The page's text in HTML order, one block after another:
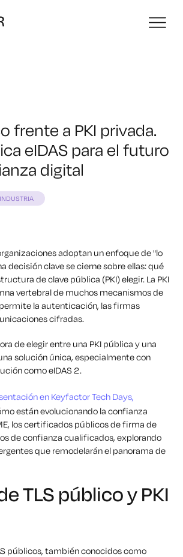
frente a PKI privada.
eIDAS para el futuro
digital
adoptan un enfoque de "lo
decisión clave se cierne sobre ellas: qué
de clave pública (PKI) elegir. La PKI
vertebral de muchos mecanismos de
la autenticación, las firmas
cifradas.
de elegir entre una PKI pública y una
solución única, especialmente con
como eIDAS 2.
en Keyfactor Tech Days,
están evolucionando la confianza
los certificados públicos de firma de
de confianza cualificados, explorando
que remodelarán el panorama de
TLS público y PKI
públicos, también conocidos como